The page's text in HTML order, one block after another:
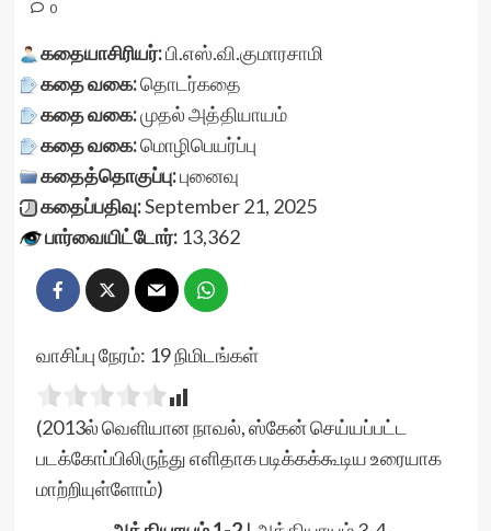
0
கதையாசிரியர்:பி.எஸ்.வி.குமாரசாமி
கதை வகை:தொடர்கதை
கதை வகை:முதல் அத்தியாயம்
கதை வகை:மொழிபெயர்ப்பு
கதைத்தொகுப்பு:புனைவு
கதைப்பதிவு:September 21, 2025
பார்வையிட்டோர்:13,362
வாசிப்பு நேரம்: 19நிமிடங்கள்
(2013ல் வெளியான நாவல், ஸ்கேன் செய்யப்பட்ட
படக்கோப்பிலிருந்து எளிதாக படிக்கக்கூடிய உரையாக
மாற்றியுள்ளோம்)